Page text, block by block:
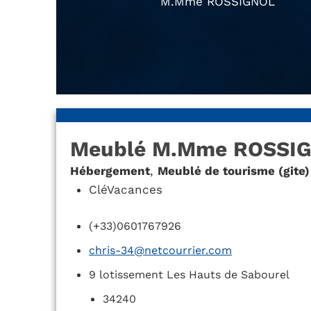
Meublé M.Mme
Hébergement, Meublé de tourisme (gite)
CléVacances
(+33)0601767926
chris-34@netcourrier.com
9 lotissement Les Hauts de Sabourel
34240